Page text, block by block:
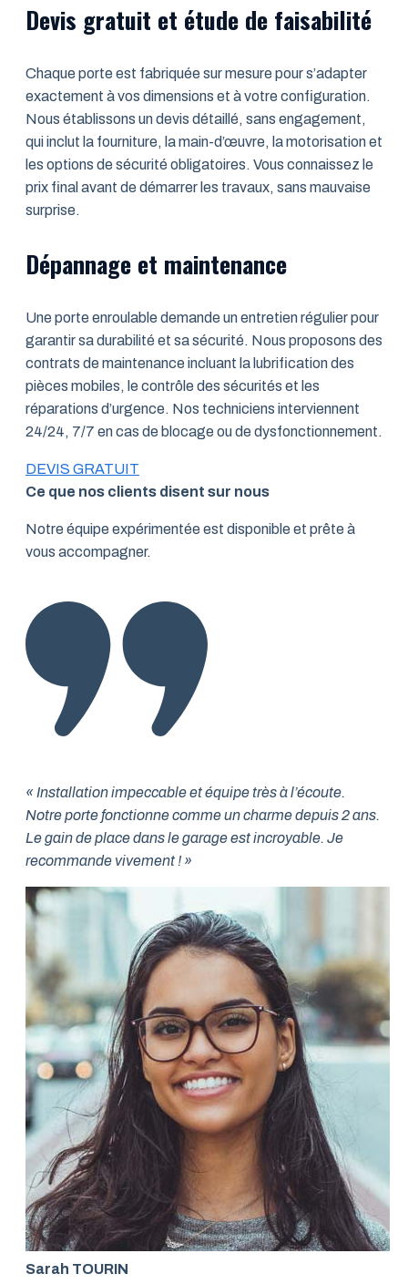
Devis gratuit et étude de faisabilité
Chaque porte est fabriquée sur mesure pour s’adapter
exactement à vos dimensions et à votre configuration.
Nous établissons un devis détaillé, sans engagement,
qui inclut la fourniture, la main-d’œuvre, la motorisation et
les options de sécurité obligatoires. Vous connaissez le
prix final avant de démarrer les travaux, sans mauvaise
surprise.
Dépannage et maintenance
Une porte enroulable demande un entretien régulier pour
garantir sa durabilité et sa sécurité. Nous proposons des
contrats de maintenance incluant la lubrification des
pièces mobiles, le contrôle des sécurités et les
réparations d’urgence. Nos techniciens interviennent
24/24, 7/7 en cas de blocage ou de dysfonctionnement.
DEVIS GRATUIT
Ce que nos clients disent sur nous
Notre équipe expérimentée est disponible et prête à
vous accompagner.
« Installation impeccable et équipe très à l’écoute.
Notre porte fonctionne comme un charme depuis 2 ans.
Le gain de place dans le garage est incroyable. Je
recommande vivement ! »
Sarah TOURIN